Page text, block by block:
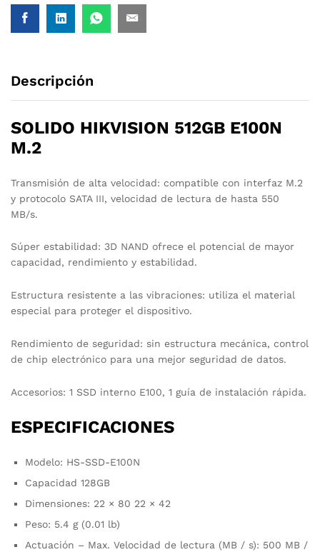
Descripción
SOLIDO HIKVISION 512GB E100N
M.2
Transmisión de alta velocidad: compatible con interfaz M.2
y protocolo SATA III, velocidad de lectura de hasta 550
MB/s.
Súper estabilidad: 3D NAND ofrece el potencial de mayor
capacidad, rendimiento y estabilidad.
Estructura resistente a las vibraciones: utiliza el material
especial para proteger el dispositivo.
Rendimiento de seguridad: sin estructura mecánica, control
de chip electrónico para una mejor seguridad de datos.
Accesorios: 1 SSD interno E100, 1 guía de instalación rápida.
ESPECIFICACIONES
Modelo: HS-SSD-E100N
Capacidad 128GB
Dimensiones: 22 × 80 22 × 42
Peso: 5.4 g (0.01 lb)
Actuación – Max. Velocidad de lectura (MB / s): 500 MB /